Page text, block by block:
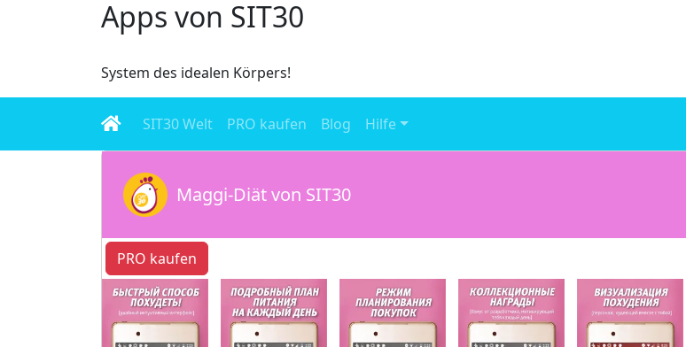
Apps von SIT30
System des idealen Körpers!
SIT30 Welt PRO kaufen Blog Hilfe
Maggi-Diät von SIT30
PRO kaufen